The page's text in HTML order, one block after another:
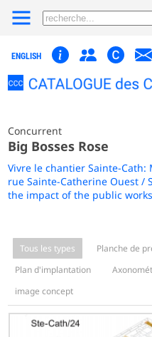
ENGLISH
Concurrent
Big Bosses Rose
Vivre le chantier Sainte-
rue Sainte-Catherine Ouest /
the impact of the public
Tous les types Planche de
Plan d'implantation
image concept